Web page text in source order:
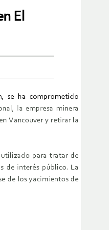
El
se ha comprometido
la empresa minera
Vancouver y retirar la
utilizado para tratar de
de interés público. La
de los yacimientos de